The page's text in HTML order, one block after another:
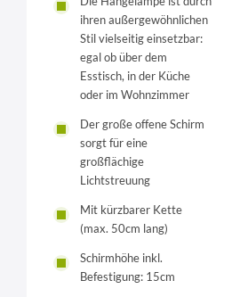
ihren außergewöhnlichen
Stil vielseitig einsetzbar:
egal ob über dem
Esstisch, in der Küche
oder im Wohnzimmer
Der große offene Schirm
sorgt für eine
großflächige
Lichtstreuung
Mit kürzbarer Kette
(max. 50cm lang)
Schirmhöhe inkl.
Befestigung: 15cm